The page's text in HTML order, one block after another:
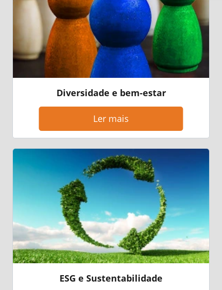
Diversidade e bem-estar
Ler mais
ESG e Sustentabilidade